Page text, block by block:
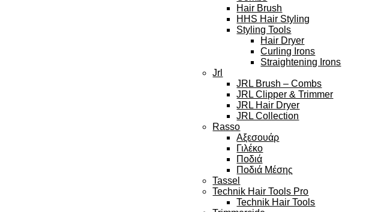
Hair Brush
HHS Hair Styling
Styling Tools
Hair Dryer
Curling Irons
Straightening Irons
Jrl
JRL Brush – Combs
JRL Clipper & Trimmer
JRL Hair Dryer
JRL Collection
Rasso
Αξεσουάρ
Γιλέκο
Ποδιά
Ποδιά Μέσης
Tassel
Technik Hair Tools Pro
Technik Hair Tools